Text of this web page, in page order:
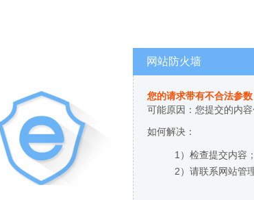
网站防火墙
您的请求带有不合法参数
可能原因：您提交的内
如何解决：
1）检查提交内容；
2）请联系网站管